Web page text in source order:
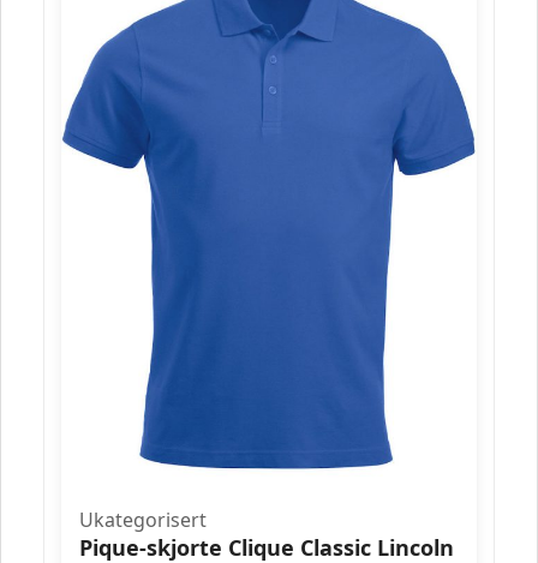
Ukategorisert
Pique-skjorte Clique Classic Lincoln